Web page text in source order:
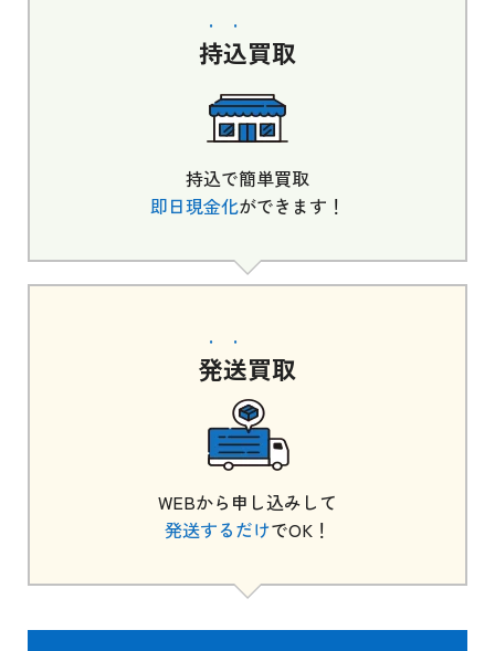
持込買取
持込で簡単買取
即日現金化ができます！
発送買取
WEBから申し込みして
発送するだけでOK！